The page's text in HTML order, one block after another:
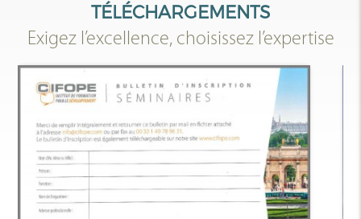
TÉLÉCHARGEMENTS
Exigez l’excellence, choisissez l’expertise